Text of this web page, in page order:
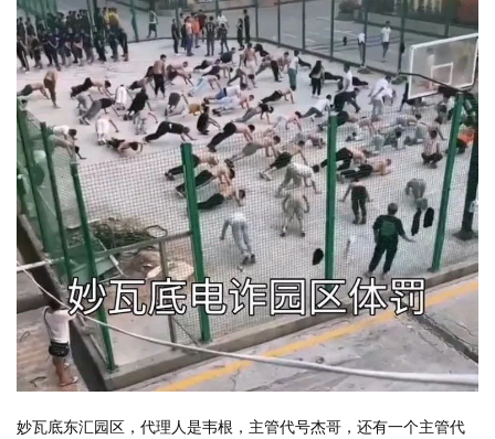
妙瓦底东汇园区，代理人是韦根，主管代号杰哥，还有一个主管代